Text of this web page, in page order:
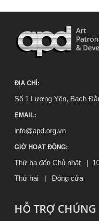
ĐỊA CHỈ:
Số 1 Lương Yên, Bạch
EMAIL:
info@apd.org.vn
GIỜ HOẠT ĐỘNG:
Thứ ba đến Chủ nhật |
Thứ hai | Đóng cửa
HỖ TRỢ CHÚNG